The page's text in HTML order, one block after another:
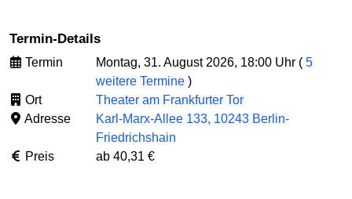
Termin-Details
Termin Montag, 31. August 2026, 18:00 Uhr ( 5
weitere Termine )
Ort
Theater am Frankfurter Tor
Adresse
Karl-Marx-Allee 133, 10243 Berlin-
Friedrichshain
Preis
ab 40,31 €